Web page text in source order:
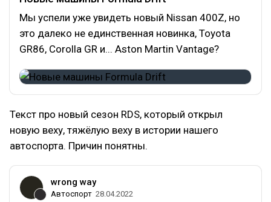
Мы успели уже увидеть новый Nissan 400Z, но
это далеко не единственная новинка, Toyota
GR86, Corolla GR и... Aston Martin Vantage?
Текст про новый сезон RDS, который открыл
новую веху, тяжёлую веху в истории нашего
автоспорта. Причин понятны.
wrong way
Автоспорт 28.04.2022